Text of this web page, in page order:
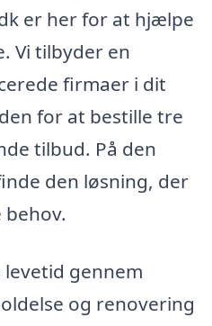
er her for at hjælpe
Vi tilbyder en
firmaer i dit
for at bestille tre
tilbud. På den
den løsning, der
gennem
og renovering